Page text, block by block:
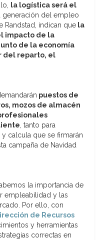
la logística será el
generación del empleo
Randstad, indican que la
impacto de la
de la economía
del reparto, el
puestos de
mozos de almacén
, tanto para
calcula que se firmarán
campaña de Navidad
la importancia de
empleabilidad y las
Por ello, con
de Recursos
y herramientas
correctas en